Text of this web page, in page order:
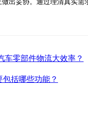
出妥协。通过理清真实需
车零部件物流大效率？
括哪些功能？